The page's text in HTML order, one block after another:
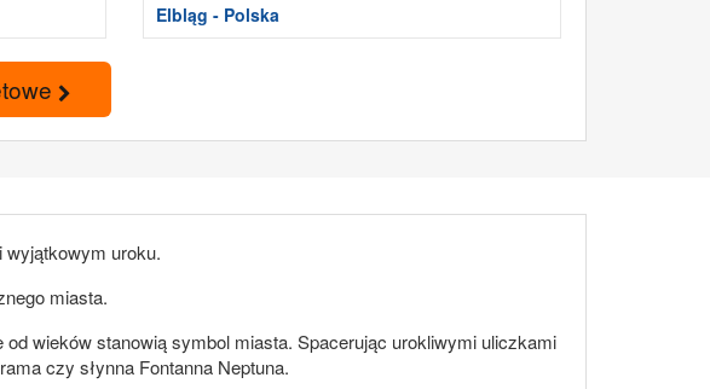
Elbląg - Polska
wyjątkowym uroku.
miasta.
wieków stanowią symbol miasta. Spacerując urokliwymi uliczkami
czy słynna Fontanna Neptuna.